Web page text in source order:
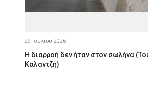
29 Ιουλίου 2026
Η διαρροή δεν ήταν στον σωλήνα
Καλαντζή)